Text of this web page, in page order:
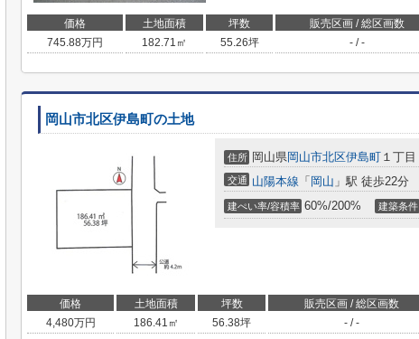
価格 土地面積 坪数 販売区画 / 総区画数
745.88万円 182.71㎡ 55.26坪 - / -
岡山市北区伊島町の土地
住所 岡山県岡山市北区伊島町 １丁目
交通 山陽本線 「 岡山 」駅 徒歩22分
建ぺい率/容積率 60%/200% 建築条件
価格 土地面積 坪数 販売区画 / 総区画数
4,480万円 186.41㎡ 56.38坪 - / -